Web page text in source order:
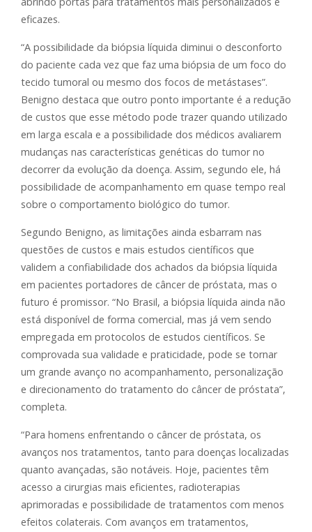
eficazes.
“A possibilidade da biópsia líquida diminui o desconforto
do paciente cada vez que faz uma biópsia de um foco do
tecido tumoral ou mesmo dos focos de metástases”.
Benigno destaca que outro ponto importante é a redução
de custos que esse método pode trazer quando utilizado
em larga escala e a possibilidade dos médicos avaliarem
mudanças nas características genéticas do tumor no
decorrer da evolução da doença. Assim, segundo ele, há
possibilidade de acompanhamento em quase tempo real
sobre o comportamento biológico do tumor.
Segundo Benigno, as limitações ainda esbarram nas
questões de custos e mais estudos científicos que
validem a confiabilidade dos achados da biópsia líquida
em pacientes portadores de câncer de próstata, mas o
futuro é promissor. “No Brasil, a biópsia líquida ainda não
está disponível de forma comercial, mas já vem sendo
empregada em protocolos de estudos científicos. Se
comprovada sua validade e praticidade, pode se tornar
um grande avanço no acompanhamento, personalização
e direcionamento do tratamento do câncer de próstata”,
completa.
“Para homens enfrentando o câncer de próstata, os
avanços nos tratamentos, tanto para doenças localizadas
quanto avançadas, são notáveis. Hoje, pacientes têm
acesso a cirurgias mais eficientes, radioterapias
aprimoradas e possibilidade de tratamentos com menos
efeitos colaterais. Com avanços em tratamentos,